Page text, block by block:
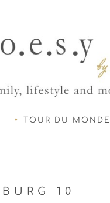
TOUR DU MONDE
10